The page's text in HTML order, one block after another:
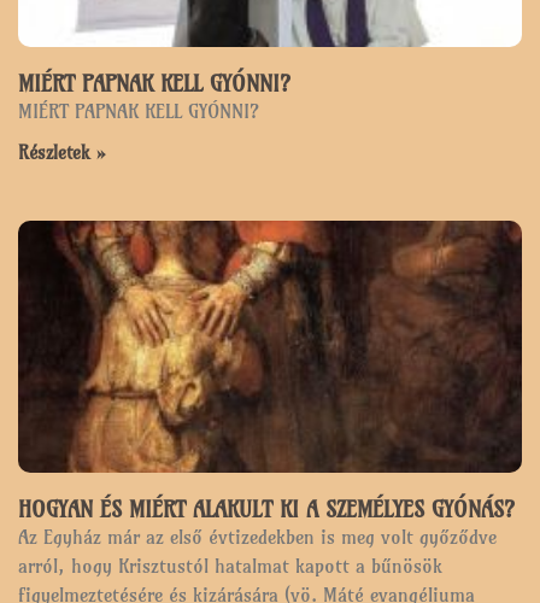
MIÉRT PAPNAK KELL GYÓNNI?
MIÉRT PAPNAK KELL GYÓNNI?
Részletek »
HOGYAN ÉS MIÉRT ALAKULT KI A SZEMÉLYES GYÓNÁS?
Az Egyház már az első évtizedekben is meg volt győződve
arról, hogy Krisztustól hatalmat kapott a bűnösök
figyelmeztetésére és kizárására (vö. Máté evangéliuma